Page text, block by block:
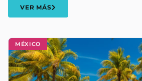
MÉXICO
VER MÁS